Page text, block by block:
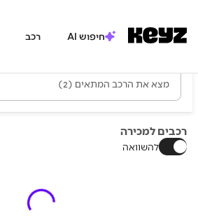
חיפוש AI רכב
מצא את הרכב המתאים (2)
רכבים למכירה
להשוואה